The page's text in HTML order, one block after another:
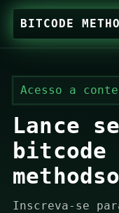
BITCODE
Acesso a
Lance
bitcode
Inscreva-se